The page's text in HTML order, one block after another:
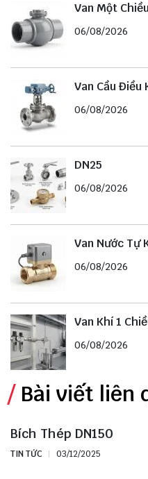
Van Một
06/08/2026
Van Cầu Điều
06/08/2026
DN25
06/08/2026
Van Nước Tự
06/08/2026
Van Khí 1
06/08/2026
Bài viết liên
Bích Thép DN150
TIN TỨC 03/12/2025